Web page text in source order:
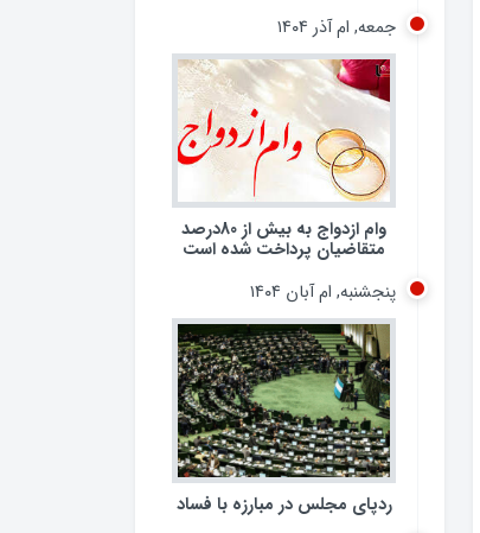
جمعه, ام آذر ۱۴۰۴
وام ازدواج به بیش از 80درصد
متقاضیان پرداخت شده است
پنجشنبه, ام آبان ۱۴۰۴
ردپای مجلس در مبارزه با فساد